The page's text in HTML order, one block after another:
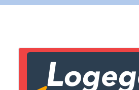
X
Lien vers inscription (sera